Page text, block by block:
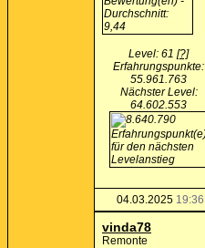
Level: 61 [?]
Erfahrungspunkte:
55.961.763
Nächster Level:
64.602.553
04.03.2025 19:36
vinda78
Remonte